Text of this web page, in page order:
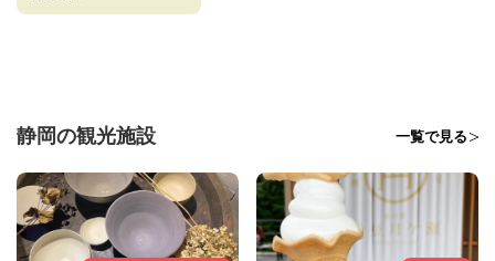
静岡の観光施設 一覧で見る